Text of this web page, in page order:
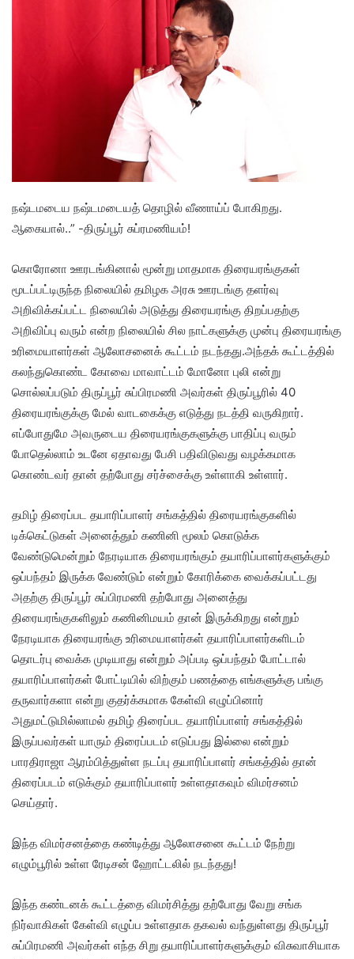
நஷ்டமடைய நஷ்டமடையத் தொழில் வீணாய்ப் போகிறது.
ஆகையால்..” -திருப்பூர் சுப்ரமணியம்!
கொரோனா ஊரடங்கினால் மூன்று மாதமாக திரையரங்குகள்
மூடப்பட்டிருந்த நிலையில் தமிழக அரசு ஊரடங்கு தளர்வு
அறிவிக்கப்பட்ட நிலையில் அடுத்து திரையரங்கு திறப்பதற்கு
அறிவிப்பு வரும் என்ற நிலையில் சில நாட்களுக்கு முன்பு திரையரங்கு
உரிமையாளர்கள் ஆலோசனைக் கூட்டம் நடந்தது.அந்தக் கூட்டத்தில்
கலந்துகொண்ட கோவை மாவாட்டம் மோனோ புலி என்று
சொல்லப்படும் திருப்பூர் சுப்பிரமணி அவர்கள் திருப்பூரில் 40
திரையரங்குக்கு மேல் வாடகைக்கு எடுத்து நடத்தி வருகிறார்.
எப்போதுமே அவருடைய திரையரங்குகளுக்கு பாதிப்பு வரும்
போதெல்லாம் உடனே ஏதாவது பேசி பதிவிடுவது வழக்கமாக
கொண்டவர் தான் தற்போது சர்ச்சைக்கு உள்ளாகி உள்ளார்.
தமிழ் திரைப்பட தயாரிப்பாளர் சங்கத்தில் திரையரங்குகளில்
டிக்கெட்டுகள் அனைத்தும் கணினி மூலம் கொடுக்க
வேண்டுமென்றும் நேரடியாக திரையரங்கும் தயாரிப்பாளர்களுக்கும்
ஒப்பந்தம் இருக்க வேண்டும் என்றும் கோரிக்கை வைக்கப்பட்டது
அதற்கு திருப்பூர் சுப்பிரமணி தற்போது அனைத்து
திரையரங்குகளிலும் கணினிமயம் தான் இருக்கிறது என்றும்
நேரடியாக திரையரங்கு உரிமையாளர்கள் தயாரிப்பாளர்களிடம்
தொடர்பு வைக்க முடியாது என்றும் அப்படி ஒப்பந்தம் போட்டால்
தயாரிப்பாளர்கள் போட்டியில் விற்கும் பணத்தை எங்களுக்கு பங்கு
தருவார்களா என்று குதர்க்கமாக கேள்வி எழுப்பினார்
அதுமட்டுமில்லாமல் தமிழ் திரைப்பட தயாரிப்பாளர் சங்கத்தில்
இருப்பவர்கள் யாரும் திரைப்படம் எடுப்பது இல்லை என்றும்
பாரதிராஜா ஆரம்பித்துள்ள நடப்பு தயாரிப்பாளர் சங்கத்தில் தான்
திரைப்படம் எடுக்கும் தயாரிப்பாளர் உள்ளதாகவும் விமர்சனம்
செய்தார்.
இந்த விமர்சனத்தை கண்டித்து ஆலோசனை கூட்டம் நேற்று
எழும்பூரில் உள்ள ரேடிசன் ஹோட்டலில் நடந்தது!
இந்த கண்டனக் கூட்டத்தை விமர்சித்து தற்போது வேறு சங்க
நிர்வாகிகள் கேள்வி எழுப்ப உள்ளதாக தகவல் வந்துள்ளது திருப்பூர்
சுப்பிரமணி அவர்கள் எந்த சிறு தயாரிப்பாளர்களுக்கும் விசுவாசியாக